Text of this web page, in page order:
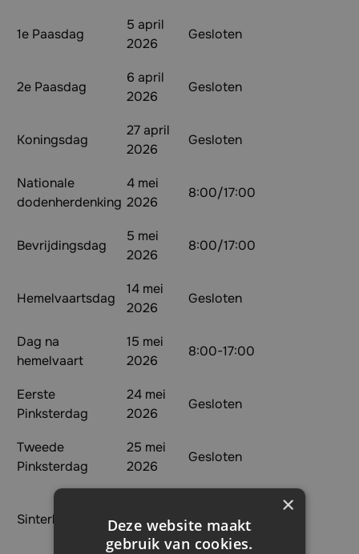
1e Paasdag
5 april
2026
Gesloten
2e Paasdag
6 april
2026
Gesloten
Koningsdag
27 april
2026
Gesloten
Nationale
dodenherdenking
4 mei
2026
8:00/17:00
Bevrijdingsdag
5 mei
2026
8:00/17:00
Hemelvaartsdag
14 mei
2026
Gesloten
Dag na
hemelvaart
15 mei
2026
8:00-17:00
Eerste
Pinksterdag
24 mei
2026
Gesloten
Tweede
Pinksterdag
25 mei
2026
Gesloten
Sinterklaas
december
2026
Gesloten
×
Deze website maakt
gebruik van cookies.